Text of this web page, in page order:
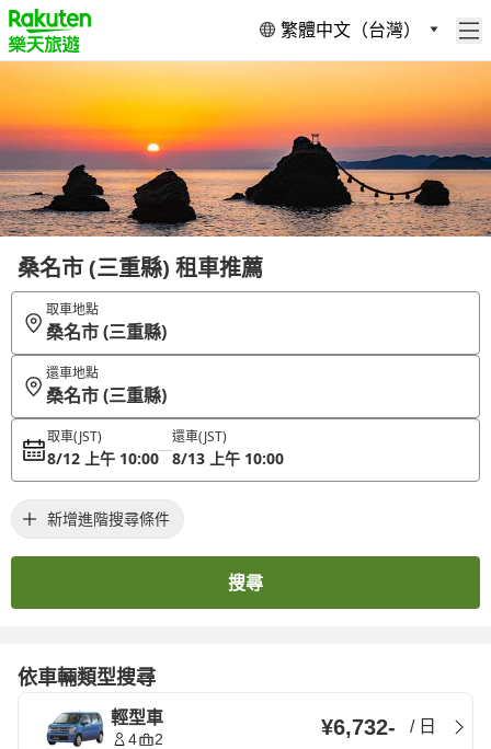
繁體中文（台灣）
桑名市 (三重縣) 租車推薦
取車地點
桑名市 (三重縣)
還車地點
桑名市 (三重縣)
取車(JST)
8/12 上午 10:00
還車(JST)
8/13 上午 10:00
新增進階搜尋條件
搜尋
依車輛類型搜尋
輕型車
4 2 ¥6,732- / 日